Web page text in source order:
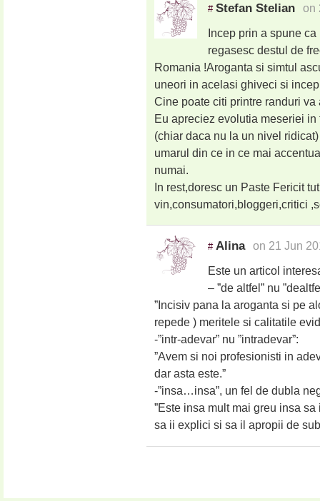
# Stefan Stelian on
Incep prin a spune
regasesc destul de
Romania !Aroganta si simtul
uneori in acelasi ghiveci si
Cine poate citi printre randuri va
Eu apreciez evolutia meseriei
(chiar daca nu la un nivel
umarul din ce in ce mai
numai.
In rest,doresc un Paste Fericit
vin,consumatori,bloggeri,critici
# Alina on 21 Jun
Este un articol
– ”de altfel” nu
”Incisiv pana la aroganta si pe
repede ) meritele si calitatile
-”intr-adevar” nu ”intradevar”:
”Avem si noi profesionisti in
dar asta este.”
-”insa…insa”, un fel de dubla
”Este insa mult mai greu insa
sa ii explici si sa il apropii de